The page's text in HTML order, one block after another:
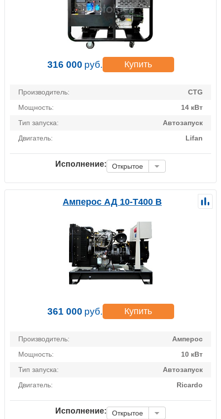
316 000 руб. Купить
Производитель:
CTG
Мощность:
14 кВт
Тип запуска:
Автозапуск
Двигатель:
Lifan
Исполнение: Открытое
Амперос АД 10-Т400 B
361 000 руб. Купить
Производитель:
Амперос
Мощность:
10 кВт
Тип запуска:
Автозапуск
Двигатель:
Ricardo
Исполнение: Открытое